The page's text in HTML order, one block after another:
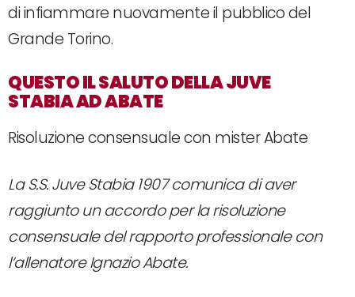
di infiammare nuovamente il pubblico del
Grande Torino.
QUESTO IL SALUTO DELLA JUVE
STABIA AD ABATE
Risoluzione consensuale con mister Abate
La S.S. Juve Stabia 1907 comunica di aver
raggiunto un accordo per la risoluzione
consensuale del rapporto professionale con
l’allenatore Ignazio Abate.